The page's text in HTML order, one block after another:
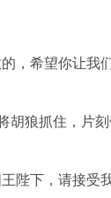
，希望你让我
狼抓住，片刻
陛下，请接受